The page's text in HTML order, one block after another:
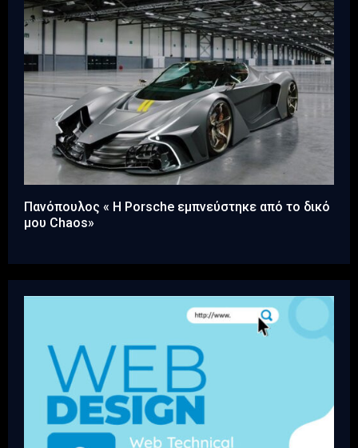
Πανόπουλος « Η Porsche εμπνεύστηκε από το δικό
μου Chaos»